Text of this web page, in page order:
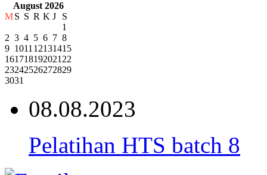
August 2026
MS S R K J
S
1
2 3 4 5 6 7 8
9 1011 12131415
161718192021 22
23242526272829
3031
08.08.2023
Pelatihan HTS batch 8